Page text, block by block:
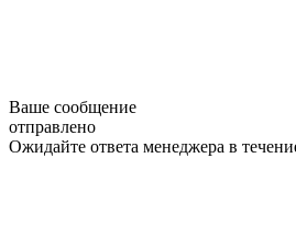
Ваше сообщение
отправлено
Ожидайте ответа менеджера в